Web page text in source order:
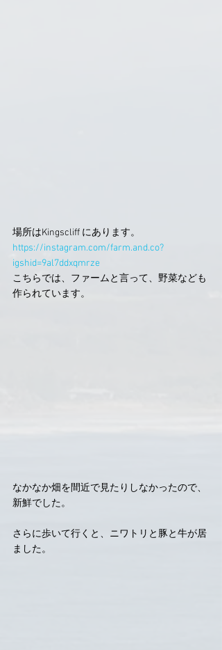
場所はKingscliff にあります。
https://instagram.com/farm.and.co?
igshid=9al7ddxqmrze
こちらでは、ファームと言って、野菜なども
作られています。
なかなか畑を間近で見たりしなかったので、
新鮮でした。
さらに歩いて行くと、ニワトリと豚と牛が居
ました。